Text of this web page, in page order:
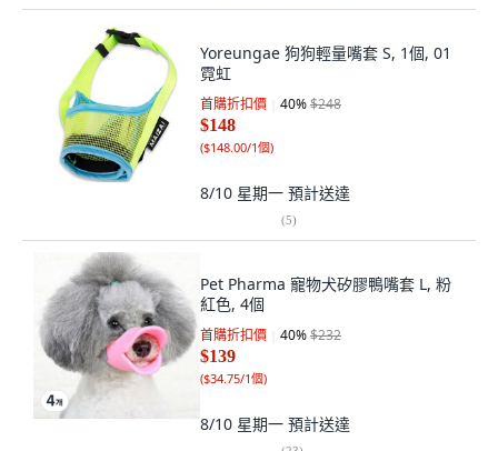
Yoreungae 狗狗輕量嘴套 S, 1個, 01
霓虹
首購折扣價 40%$248
$148
($148.00/1個)
8/10 星期一 預計送達
(5)
Pet Pharma 寵物犬矽膠鴨嘴套 L, 粉
紅色, 4個
首購折扣價 40%$232
$139
($34.75/1個)
8/10 星期一 預計送達